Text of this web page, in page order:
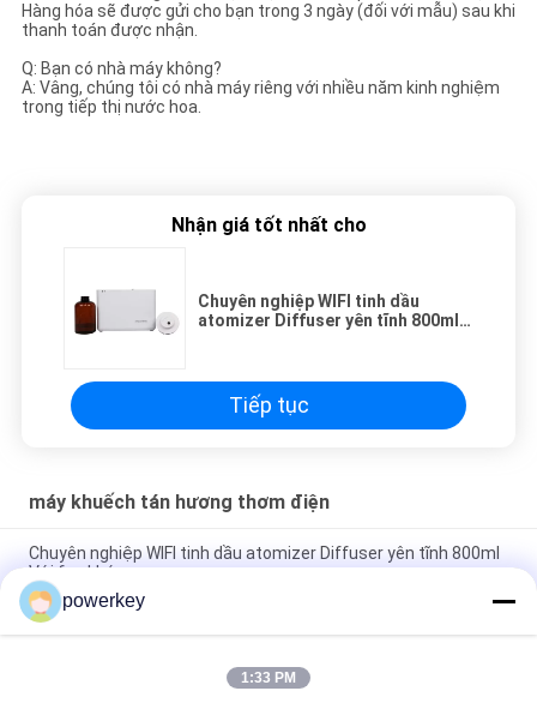
Hàng hóa sẽ được gửi cho bạn trong 3 ngày (đối với mẫu) sau khi
thanh toán được nhận.
Q: Bạn có nhà máy không?
A: Vâng, chúng tôi có nhà máy riêng với nhiều năm kinh nghiệm
trong tiếp thị nước hoa.
Nhận giá tốt nhất cho
Chuyên nghiệp WIFI tinh dầu
atomizer Diffuser yên tĩnh 800ml
Tiếp tục
máy khuếch tán hương thơm điện
Chuyên nghiệp WIFI tinh dầu atomizer Diffuser yên tĩnh 800ml
Với fan khóa
Máy làm ẩm không khí dầu siêu yên tĩnh bán chạy nhất sử
dụng gia đình nhôm 60ml bạc
Vật liệu nhựa Máy pha trộn dầu thiết yếu điện 100ml 12V Dây
powerkey
1:33 PM